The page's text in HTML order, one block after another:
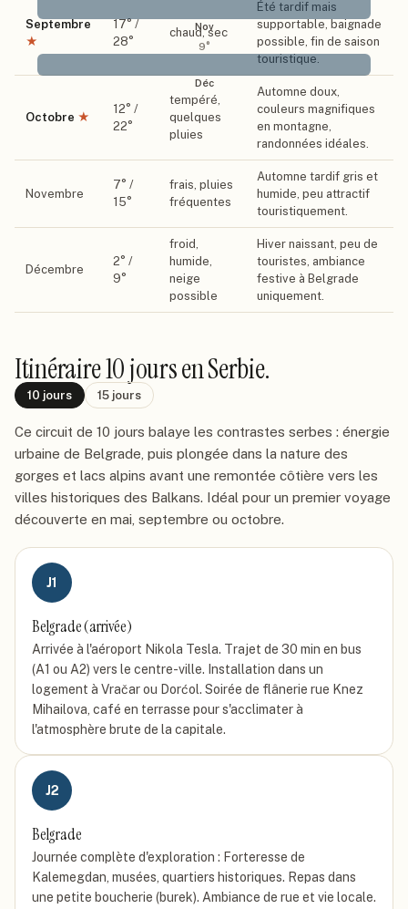
Nov
9°
Déc
Septembre
★
17° /
28°
chaud, sec
Été tardif mais
supportable, baignade
possible, fin de saison
touristique.
Octobre ★
12° /
22°
tempéré,
quelques
pluies
Automne doux,
couleurs magnifiques
en montagne,
randonnées idéales.
Novembre
7° /
15°
frais, pluies
fréquentes
Automne tardif gris et
humide, peu attractif
touristiquement.
Décembre
2° /
9°
froid,
humide,
neige
possible
Hiver naissant, peu de
touristes, ambiance
festive à Belgrade
uniquement.
Itinéraire10 joursen Serbie.
10 jours 15 jours
Ce circuit de 10 jours balaye les contrastes serbes : énergie
urbaine de Belgrade, puis plongée dans la nature des
gorges et lacs alpins avant une remontée côtière vers les
villes historiques des Balkans. Idéal pour un premier voyage
découverte en mai, septembre ou octobre.
J1
Belgrade (arrivée)
Arrivée à l'aéroport Nikola Tesla. Trajet de 30 min en bus
(A1 ou A2) vers le centre-ville. Installation dans un
logement à Vračar ou Dorćol. Soirée de flânerie rue Knez
Mihailova, café en terrasse pour s'acclimater à
l'atmosphère brute de la capitale.
J2
Belgrade
Journée complète d'exploration : Forteresse de
Kalemegdan, musées, quartiers historiques. Repas dans
une petite boucherie (burek). Ambiance de rue et vie locale.